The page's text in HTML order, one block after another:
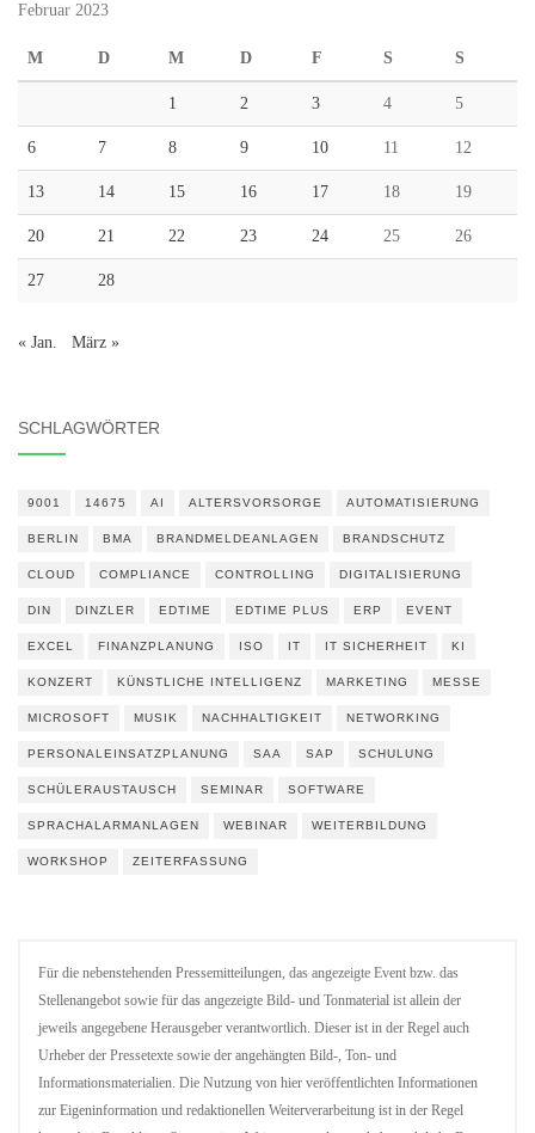
Februar 2023
M D M D F S S
1 2 3 4 5
6 7 8 9 10 11 12
13 14 15 16 17 18 19
20 21 22 23 24 25 26
27 28
« Jan. März »
SCHLAGWÖRTER
9001 14675 AI ALTERSVORSORGE AUTOMATISIERUNG
BERLIN BMA BRANDMELDEANLAGEN BRANDSCHUTZ
CLOUD COMPLIANCE CONTROLLING DIGITALISIERUNG
DIN DINZLER EDTIME EDTIME PLUS ERP EVENT
EXCEL FINANZPLANUNG ISO IT IT SICHERHEIT KI
KONZERT KÜNSTLICHE INTELLIGENZ MARKETING MESSE
MICROSOFT MUSIK NACHHALTIGKEIT NETWORKING
PERSONALEINSATZPLANUNG SAA SAP SCHULUNG
SCHÜLERAUSTAUSCH SEMINAR SOFTWARE
SPRACHALARMANLAGEN WEBINAR WEITERBILDUNG
WORKSHOP ZEITERFASSUNG
Für die nebenstehenden Pressemitteilungen, das angezeigte Event bzw. das
Stellenangebot sowie für das angezeigte Bild- und Tonmaterial ist allein der
jeweils angegebene Herausgeber verantwortlich. Dieser ist in der Regel auch
Urheber der Pressetexte sowie der angehängten Bild-, Ton- und
Informationsmaterialien. Die Nutzung von hier veröffentlichten Informationen
zur Eigeninformation und redaktionellen Weiterverarbeitung ist in der Regel